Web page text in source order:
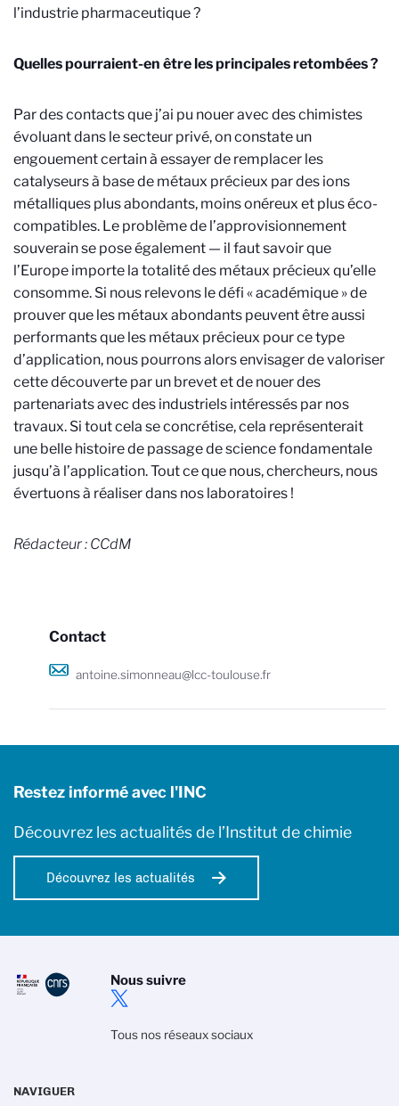
l’industrie pharmaceutique ?
Quelles pourraient-en être les principales retombées ?
Par des contacts que j’ai pu nouer avec des chimistes
évoluant dans le secteur privé, on constate un
engouement certain à essayer de remplacer les
catalyseurs à base de métaux précieux par des ions
métalliques plus abondants, moins onéreux et plus éco-
compatibles. Le problème de l’approvisionnement
souverain se pose également — il faut savoir que
l’Europe importe la totalité des métaux précieux qu’elle
consomme. Si nous relevons le défi « académique » de
prouver que les métaux abondants peuvent être aussi
performants que les métaux précieux pour ce type
d’application, nous pourrons alors envisager de valoriser
cette découverte par un brevet et de nouer des
partenariats avec des industriels intéressés par nos
travaux. Si tout cela se concrétise, cela représenterait
une belle histoire de passage de science fondamentale
jusqu’à l’application. Tout ce que nous, chercheurs, nous
évertuons à réaliser dans nos laboratoires !
Rédacteur : CCdM
Contact
antoine.simonneau@lcc-toulouse.fr
Restez informé avec l'INC
Découvrez les actualités de l’Institut de chimie
Découvrez les actualités
Nous suivre
Tous nos réseaux sociaux
NAVIGUER